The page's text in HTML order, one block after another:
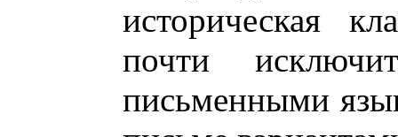
историческая
почти
письменными